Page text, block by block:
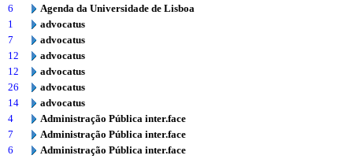
6
Agenda da Universidade de Lisboa
1
advocatus
7
advocatus
12
advocatus
12
advocatus
26
advocatus
14
advocatus
4
Administração Pública inter.face
7
Administração Pública inter.face
6
Administração Pública inter.face